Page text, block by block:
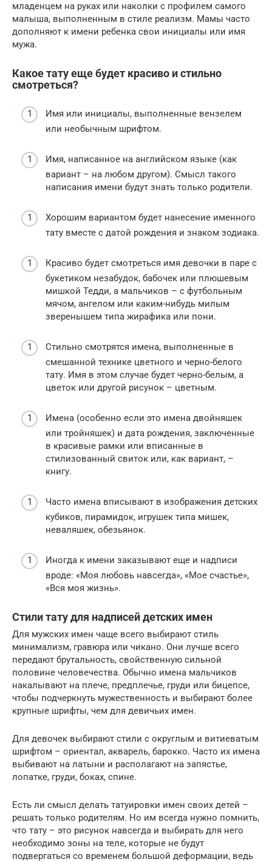
младенцем на руках или наколки с профилем самого
малыша, выполненным в стиле реализм. Мамы часто
дополняют к имени ребенка свои инициалы или имя
мужа.
Какое тату еще будет красиво и стильно
смотреться?
Имя или инициалы, выполненные вензелем
или необычным шрифтом.
Имя, написанное на английском языке (как
вариант – на любом другом). Смысл такого
написания имени будут знать только родители.
Хорошим вариантом будет нанесение именного
тату вместе с датой рождения и знаком зодиака.
Красиво будет смотреться имя девочки в паре с
букетиком незабудок, бабочек или плюшевым
мишкой Тедди, а мальчиков – с футбольным
мячом, ангелом или каким-нибудь милым
зверенышем типа жирафика или пони.
Стильно смотрятся имена, выполненные в
смешанной технике цветного и черно-белого
тату. Имя в этом случае будет черно-белым, а
цветок или другой рисунок – цветным.
Имена (особенно если это имена двойняшек
или тройняшек) и дата рождения, заключенные
в красивые рамки или вписанные в
стилизованный свиток или, как вариант, –
книгу.
Часто имена вписывают в изображения детских
кубиков, пирамидок, игрушек типа мишек,
неваляшек, обезьянок.
Иногда к имени заказывают еще и надписи
вроде: «Моя любовь навсегда», «Мое счастье»,
«Вся моя жизнь».
Стили тату для надписей детских имен
Для мужских имен чаще всего выбирают стиль
минимализм, гравюра или чикано. Они лучше всего
передают брутальность, свойственную сильной
половине человечества. Обычно имена мальчиков
накалывают на плече, предплечье, груди или бицепсе,
чтобы подчеркнуть мужественность и выбирают более
крупные шрифты, чем для девичьих имен.
Для девочек выбирают стили с округлым и витиеватым
шрифтом – ориентал, акварель, барокко. Часто их имена
выбивают на латыни и располагают на запястье,
лопатке, груди, боках, спине.
Есть ли смысл делать татуировки имен своих детей –
решать только родителям. Но им всегда нужно помнить,
что тату – это рисунок навсегда и выбирать для него
необходимо зоны на теле, которые не будут
подвергаться со временем большой деформации, ведь